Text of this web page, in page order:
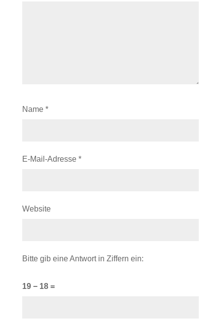
Name *
E-Mail-Adresse *
Website
Bitte gib eine Antwort in Ziffern ein:
19 − 18 =